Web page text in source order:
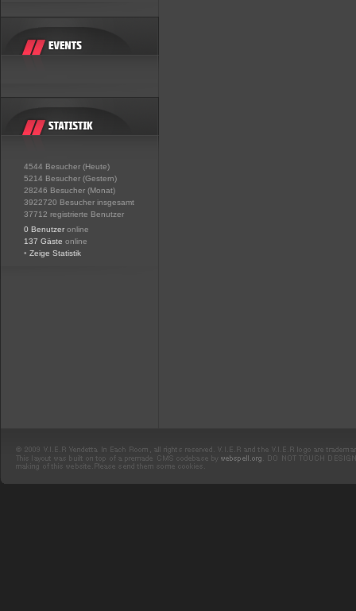
4544 Besucher (Heute)
5214 Besucher (Gestern)
28246 Besucher (Monat)
3922720 Besucher insgesamt
37712 registrierte Benutzer
0 Benutzer online
137 Gäste online
• Zeige Statistik